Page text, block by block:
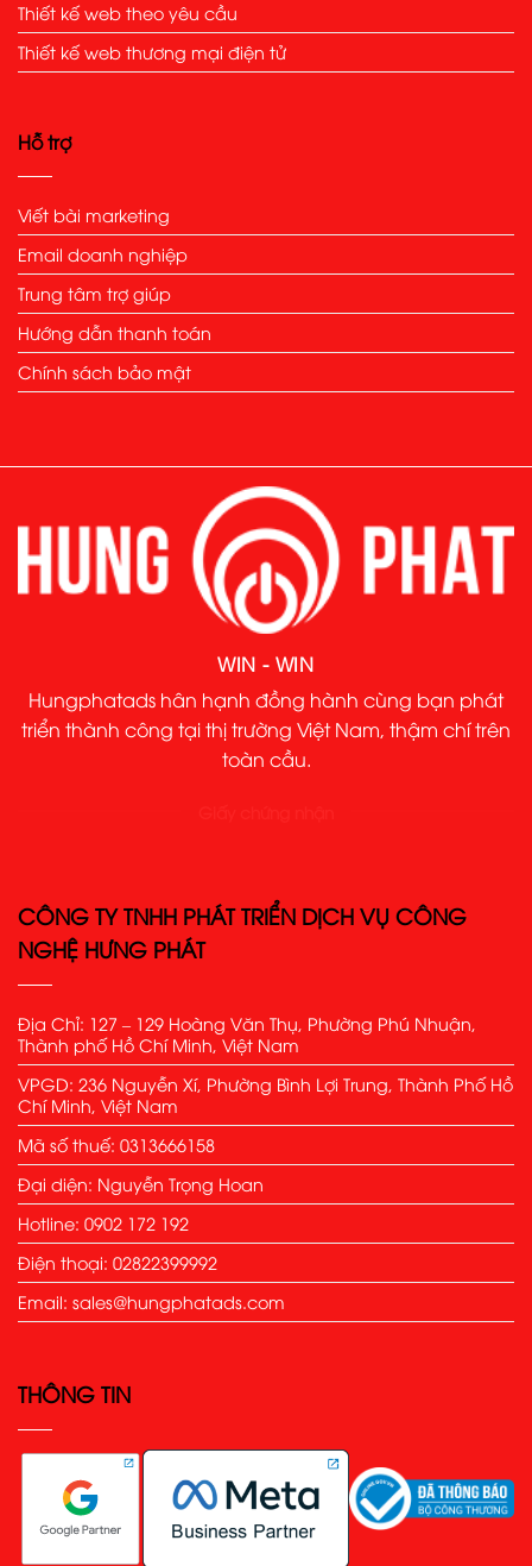
Thiết kế web theo yêu cầu
Thiết kế web thương mại điện tử
Hỗ trợ
Viết bài marketing
Email doanh nghiệp
Trung tâm trợ giúp
Hướng dẫn thanh toán
Chính sách bảo mật
WIN - WIN
Hungphatads hân hạnh đồng hành cùng bạn phát
triển thành công tại thị trường Việt Nam, thậm chí trên
toàn cầu.
CÔNG TY TNHH PHÁT TRIỂN DỊCH VỤ CÔNG
NGHỆ HƯNG PHÁT
Địa Chỉ: 127 – 129 Hoàng Văn Thụ, Phường Phú Nhuận,
Thành phố Hồ Chí Minh, Việt Nam
VPGD: 236 Nguyễn Xí, Phường Bình Lợi Trung, Thành Phố Hồ
Chí Minh, Việt Nam
Mã số thuế: 0313666158
Đại diện: Nguyễn Trọng Hoan
Hotline: 0902 172 192
Điện thoại: 02822399992
Email: sales@hungphatads.com
THÔNG TIN